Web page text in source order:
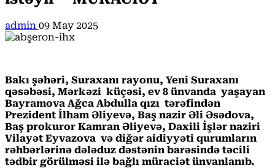
admin 09 May 2025
Bakı şəhəri, Suraxanı rayonu, Yeni Suraxanı
qəsəbəsi, Mərkəzi küçəsi, ev 8 ünvanda yaşayan
Bayramova Ağca Abdulla qızı tərəfindən
Prezident İlham Əliyevə, Baş nazir Əli Əsədova,
Baş prokuror Kamran Əliyevə, Daxili İşlər naziri
Vilayət Eyvazova və diğər aidiyyəti qurumların
rəhbərlərinə dələduz dəstənin barəsində təcili
tədbir görülməsi ilə bağlı müraciət ünvanlanıb.